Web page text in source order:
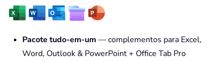
Pacote tudo-em-um — complementos para Excel,
Word, Outlook & PowerPoint + Office Tab Pro